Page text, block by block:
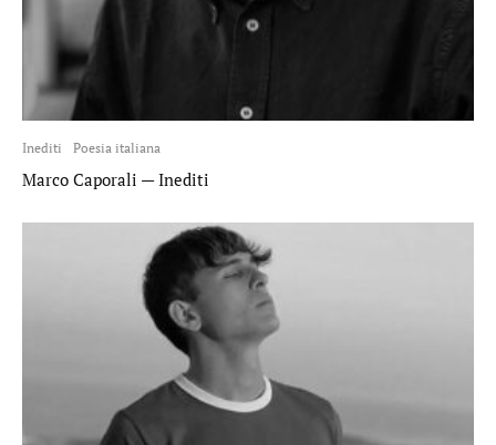
Inediti Poesia italiana
Marco Caporali — Inediti